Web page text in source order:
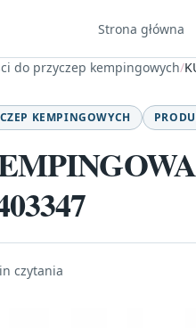
Strona główna
do przyczep kempingowych/
KEMPINGOWYCH
czytania